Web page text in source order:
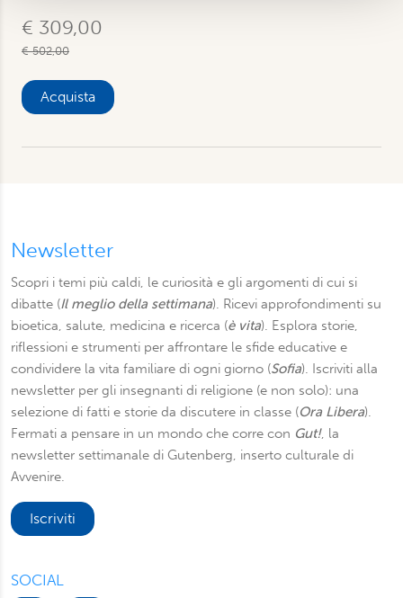
con altre informazioni che ha fornito loro o che hanno
raccolto dal suo utilizzo dei loro servizi. Scegliendo
“Rifiuta” saranno installati solo i cookie tecnici necessari
per il buon funzionamento del sito, con “Personalizza”
€ 309,00
€ 502,00
Acquista
Newsletter
Scopri i temi più caldi, le curiosità e gli argomenti di cui si
dibatte (Il meglio della settimana). Ricevi approfondimenti su
bioetica, salute, medicina e ricerca (è vita). Esplora storie,
riflessioni e strumenti per affrontare le sfide educative e
condividere la vita familiare di ogni giorno (Sofia). Iscriviti alla
newsletter per gli insegnanti di religione (e non solo): una
selezione di fatti e storie da discutere in classe (Ora Libera).
Fermati a pensare in un mondo che corre con Gut!, la
newsletter settimanale di Gutenberg, inserto culturale di
Avvenire.
Iscriviti
SOCIAL